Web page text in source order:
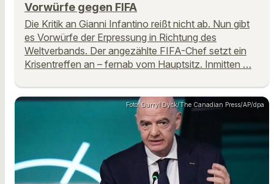
Vorwürfe gegen FIFA
Die Kritik an Gianni Infantino reißt nicht ab. Nun gibt
es Vorwürfe der Erpressung in Richtung des
Weltverbands. Der angezählte FIFA-Chef setzt ein
Krisentreffen an – fernab vom Hauptsitz. Inmitten …
Foto: Darryl Dyck/The Canadian Press/AP/dpa